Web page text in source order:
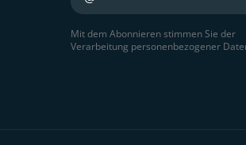
Mit dem Abonnieren stimmen Sie der
Verarbeitung personenbezogener